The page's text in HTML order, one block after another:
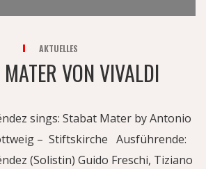
AKTUELLES
VON VIVALDI
sings: Stabat Mater by Antonio
– Stiftskirche Ausführende:
(Solistin) Guido Freschi, Tiziano